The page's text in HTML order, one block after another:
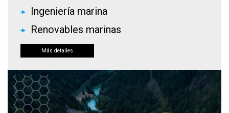
Ingeniería marina
Renovables marinas
Más detalles